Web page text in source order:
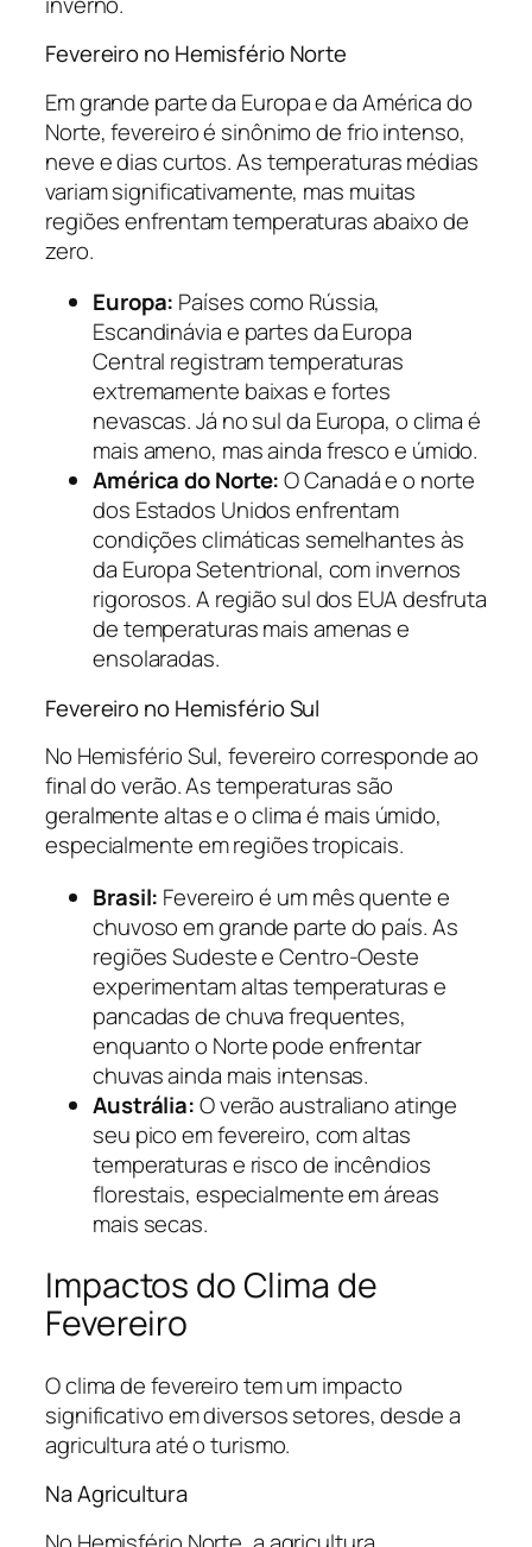
Fevereiro no Hemisfério Norte
Em grande parte da Europa e da América do
Norte, fevereiro é sinônimo de frio intenso,
neve e dias curtos. As temperaturas médias
variam significativamente, mas muitas
regiões enfrentam temperaturas abaixo de
zero.
Europa: Países como Rússia,
Escandinávia e partes da Europa
Central registram temperaturas
extremamente baixas e fortes
nevascas. Já no sul da Europa, o clima é
mais ameno, mas ainda fresco e úmido.
América do Norte:O Canadá e o norte
dos Estados Unidos enfrentam
condições climáticas semelhantes às
da Europa Setentrional, com invernos
rigorosos. A região sul dos EUA desfruta
de temperaturas mais amenas e
ensolaradas.
Fevereiro no Hemisfério Sul
No Hemisfério Sul, fevereiro corresponde ao
final do verão. As temperaturas são
geralmente altas e o clima é mais úmido,
especialmente em regiões tropicais.
Brasil: Fevereiro é um mês quente e
chuvoso em grande parte do país. As
regiões Sudeste e Centro-Oeste
experimentam altas temperaturas e
pancadas de chuva frequentes,
enquanto o Norte pode enfrentar
chuvas ainda mais intensas.
Austrália:O verão australiano atinge
seu pico em fevereiro, com altas
temperaturas e risco de incêndios
florestais, especialmente em áreas
mais secas.
Impactos do Clima de
Fevereiro
O clima de fevereiro tem um impacto
significativo em diversos setores, desde a
agricultura até o turismo.
Na Agricultura